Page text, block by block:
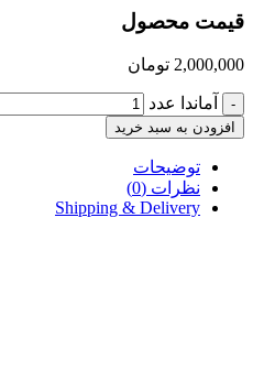
قیمت محصول
2,000,000 تومان
- آماندا عدد
افزودن به سبد خرید
توضیحات
نظرات (0)
Shipping & Delivery